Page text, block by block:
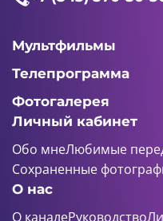
Мультфильмы
Телепрограмма
Фотогалерея
Личный кабинет
Обо мнеЛюбимые
Сохраненные
О нас
О каналеРуководство